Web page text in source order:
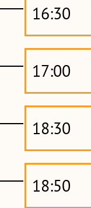
16:30
17:00
18:30
18:50